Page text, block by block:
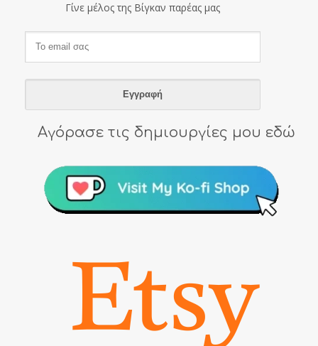
Γίνε μέλος της Βίγκαν παρέας μας
Αγόρασε τις δημιουργίες μου εδώ